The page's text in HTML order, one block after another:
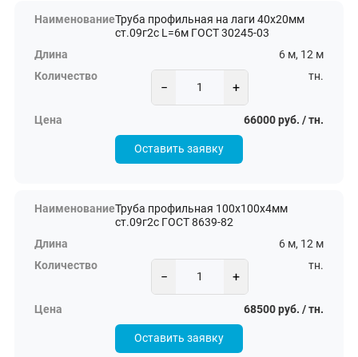
Труба профильная на лаги 40х20мм
ст.09г2с L=6м ГОСТ 30245-03
6 м, 12 м
− +
тн.
66000 руб. / тн.
Оставить заявку
Труба профильная 100х100х4мм
ст.09г2с ГОСТ 8639-82
6 м, 12 м
− +
тн.
68500 руб. / тн.
Оставить заявку